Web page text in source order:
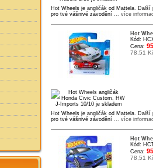
Hot Wheels je angličák od Mattela.
pro tvé vášnivé závodění ... více
Hot
Kód:
Cena:
78,51
Hot Wheels je angličák od Mattela.
pro tvé vášnivé závodění ... více
Hot
Kód:
Cena:
78,51